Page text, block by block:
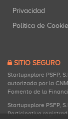
Privacidad
Política de
SITIO SEGURO
Startupxplore PSFP,
autorizada por la
Fomento de la
Startupxplore PSFP,
Participativa